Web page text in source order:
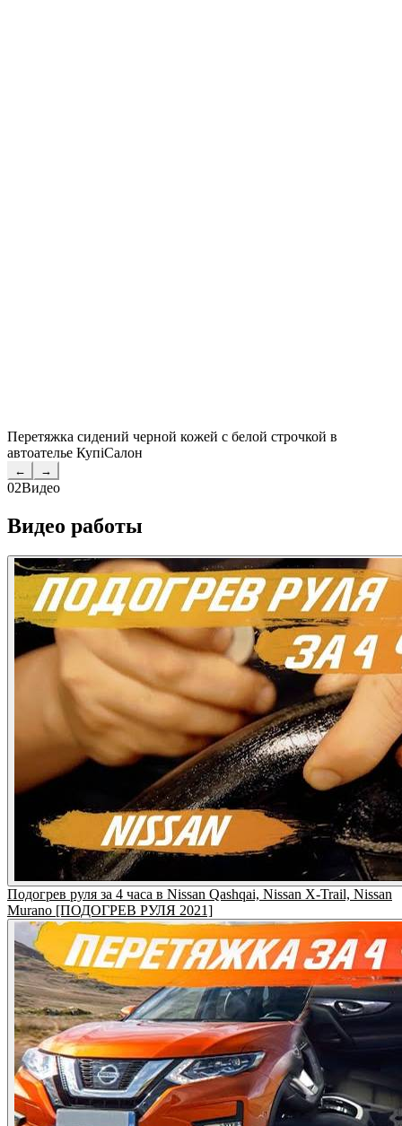
Перетяжка сидений черной кожей с белой строчкой в
автоателье КупiСалон
← →
02Видео
Видео работы
Подогрев руля за 4 часа в Nissan Qashqai, Nissan X-Trail, Nissan
Murano [ПОДОГРЕВ РУЛЯ 2021]